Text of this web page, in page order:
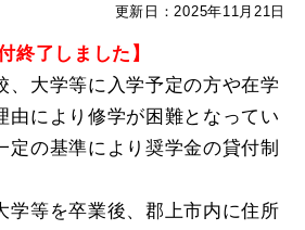
更新日：2025年11月21日
終了しました】
大学等に入学予定の方や在学
由により修学が困難となってい
定の基準により奨学金の貸付制
等を卒業後、郡上市内に住所